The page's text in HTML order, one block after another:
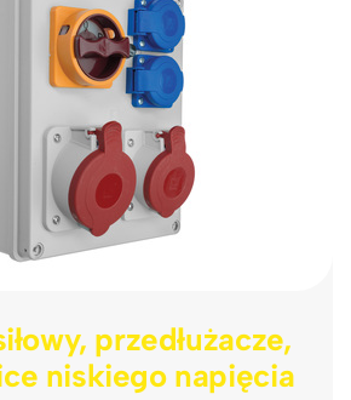
przedłużacze,
niskiego napięcia